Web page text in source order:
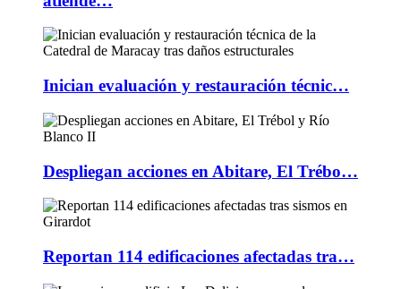
Inician evaluación y restauración técnic…
Despliegan acciones en Abitare, El Trébo…
Reportan 114 edificaciones afectadas tra…